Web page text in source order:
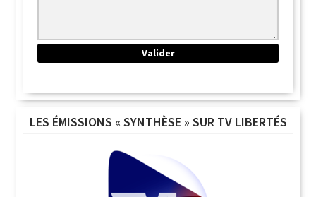
LES ÉMISSIONS « SYNTHÈSE » SUR TV LIBERTÉS